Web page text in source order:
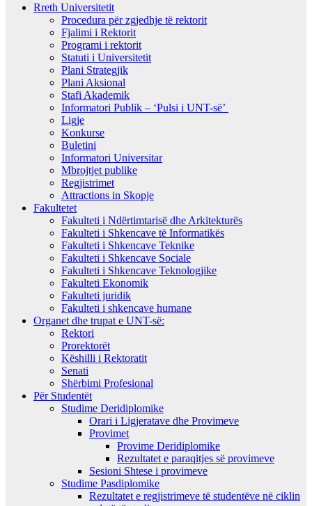
Rreth Universitetit
Procedura për zgjedhje të rektorit
Fjalimi i Rektorit
Programi i rektorit
Statuti i Universitetit
Plani Strategjik
Plani Aksional
Stafi Akademik
Informatori Publik – ‘Pulsi i UNT-së’
Ligje
Konkurse
Buletini
Informatori Universitar
Mbrojtjet publike
Regjistrimet
Attractions in Skopje
Fakultetet
Fakulteti i Ndërtimtarisë dhe Arkitekturës
Fakulteti i Shkencave të Informatikës
Fakulteti i Shkencave Teknike
Fakulteti i Shkencave Sociale
Fakulteti i Shkencave Teknologjike
Fakulteti Ekonomik
Fakulteti juridik
Fakulteti i shkencave humane
Organet dhe trupat e UNT-së:
Rektori
Prorektorët
Këshilli i Rektoratit
Senati
Shërbimi Profesional
Për Studentët
Studime Deridiplomike
Orari i Ligjeratave dhe Provimeve
Provimet
Provime Deridiplomike
Rezultatet e paraqitjes së provimeve
Sesioni Shtese i provimeve
Studime Pasdiplomike
Rezultatet e regjistrimeve të studentëve në ciklin